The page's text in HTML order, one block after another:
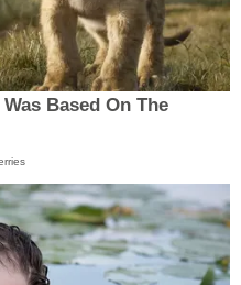
Based On The